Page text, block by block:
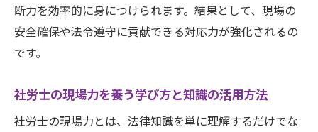
断力を効率的に身につけられます。結果として、現場の
安全確保や法令遵守に貢献できる対応力が強化されるの
です。
社労士の現場力を養う学び方と知識の活用方法
社労士の現場力とは、法律知識を単に理解するだけでな